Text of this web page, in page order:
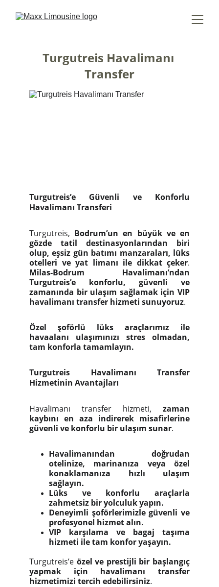
Turgutreis Havalimanı
Transfer
Turgutreis’e Güvenli ve Konforlu
Havalimanı Transferi
Turgutreis, Bodrum’un en büyük ve en
gözde tatil destinasyonlarından biri
olup, eşsiz gün batımı manzaraları, lüks
otelleri ve yat limanı ile dikkat çeker.
Milas-Bodrum Havalimanı’ndan
Turgutreis’e konforlu, güvenli ve
zamanında bir ulaşım sağlamak için VIP
havalimanı transfer hizmeti sunuyoruz.
Özel şoförlü lüks araçlarımız ile
havaalanı ulaşımınızı stres olmadan,
tam konforla tamamlayın.
Turgutreis Havalimanı Transfer
Hizmetinin Avantajları
Havalimanı transfer hizmeti, zaman
kaybını en aza indirerek misafirlerine
güvenli ve konforlu bir ulaşım sunar.
Havalimanından doğrudan
otelinize, marinanıza veya özel
konaklamanıza hızlı ulaşım
sağlayın.
Lüks ve konforlu araçlarla
zahmetsiz bir yolculuk yapın.
Deneyimli şoförlerimizle güvenli ve
profesyonel hizmet alın.
VIP karşılama ve bagaj taşıma
hizmeti ile tam konfor yaşayın.
Turgutreis’e özel ve prestijli bir başlangıç
yapmak için havalimanı transfer
hizmetimizi tercih edebilirsiniz.